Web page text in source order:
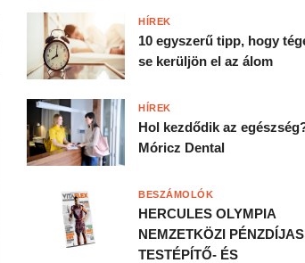
10 egyszerű tipp, hogy
se kerüljön el az álom
HÍREK
Hol kezdődik az
Móricz Dental
HÍREK
HERCULES OLYMPIA
NEMZETKÖZI PÉNZDÍJAS
TESTÉPÍTŐ- ÉS
BESZÁMOLÓK